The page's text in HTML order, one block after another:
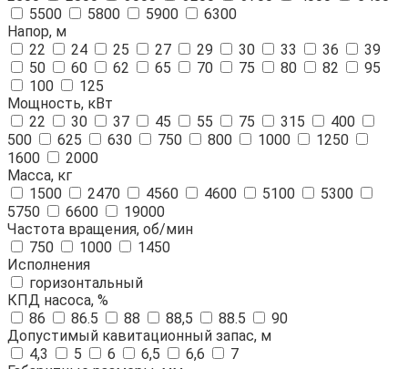
5500
5800 5900
6300
Напор, м
22
24 25 27 29 30 33 36
39
50
60 62 65 70 75 80 82
95
100
125
Мощность, кВт
22
30 37 45 55 75 315
400
500
625 630 750 800 1000
1250
1600
2000
Масса, кг
1500
2470 4560 4600 5100
5300
5750
6600
19000
Частота вращения, об/мин
750
1000
1450
Исполнения
горизонтальный
КПД насоса, %
86
86.5 88 88,5 88.5
90
Допустимый кавитационный запас, м
4,3
5 6 6,5 6,6
7